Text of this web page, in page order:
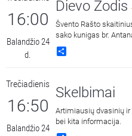
16:00
Balandžio 24
d.
Dievo Žodis
Švento Rašto
sako kunigas br.
Trečiadienis
16:50
Balandžio 24
Skelbimai
Artimiausių dvasinių ir
bei kita informacija.